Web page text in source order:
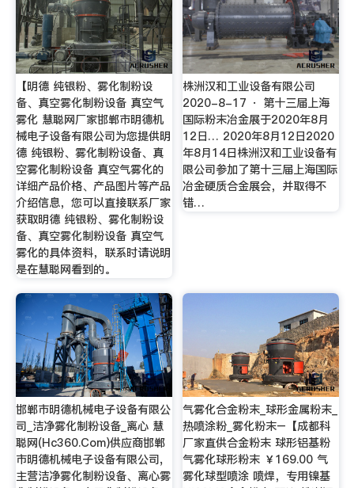
【明德 纯银粉、雾化制粉设
备、真空雾化制粉设备 真空气
雾化 慧聪网厂家邯郸市明德机
械电子设备有限公司为您提供明
德 纯银粉、雾化制粉设备、真
空雾化制粉设备 真空气雾化的
详细产品价格、产品图片等产品
介绍信息，您可以直接联系厂家
获取明德 纯银粉、雾化制粉设
备、真空雾化制粉设备 真空气
雾化的具体资料，联系时请说明
是在慧聪网看到的。
株洲汉和工业设备有限公司
2020-8-17 · 第十三届上海
国际粉末冶金展于2020年8月
12日… 2020年8月12日2020
年8月14日株洲汉和工业设备有
限公司参加了第十三届上海国际
冶金硬质合金展会，并取得不
错…
邯郸市明德机械电子设备有限公
司_洁净雾化制粉设备_离心 慧
聪网(Hc360.Com)供应商邯郸
市明德机械电子设备有限公司,
主营洁净雾化制粉设备、离心雾
气雾化合金粉末_球形金属粉末_
热喷涂粉_雾化粉末–【成都科
厂家直供合金粉末 球形铝基粉
气雾化球形粉末 ￥169.00 气
雾化球型喷涂 喷焊，专用镍基